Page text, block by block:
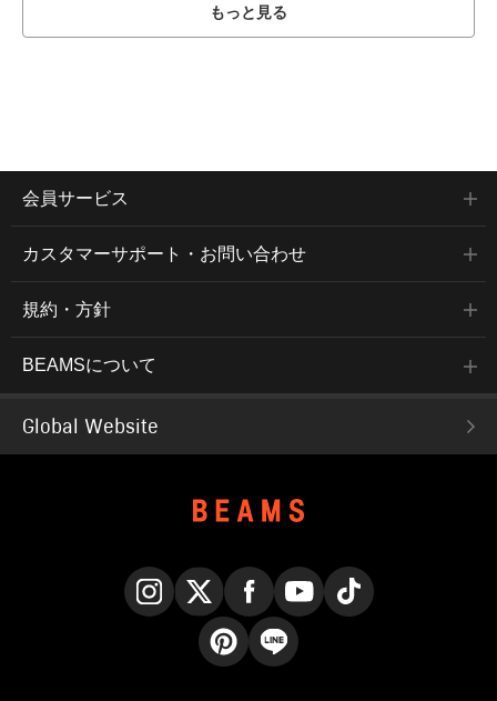
もっと見る
会員サービス
カスタマーサポート・お問い合わせ
規約・方針
BEAMSについて
Global Website